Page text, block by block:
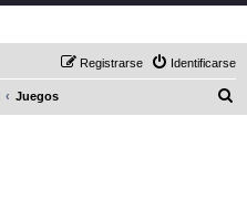
Identificarse
Registrarse
Juegos